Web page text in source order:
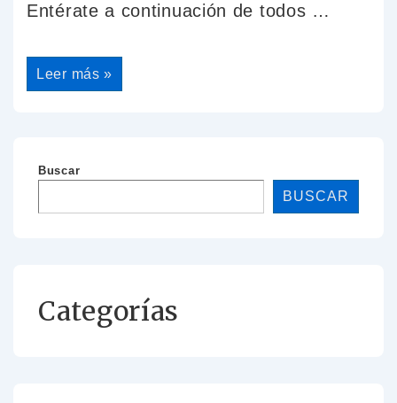
Entérate a continuación de todos …
Leer más »
Buscar
BUSCAR
Categorías